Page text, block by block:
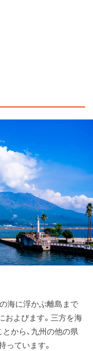
海に浮かぶ離島まで
およびます。三方を海
から、九州の他の県
っています。